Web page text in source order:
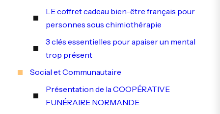
LE coffret cadeau bien-être français pour
personnes sous chimiothérapie
3 clés essentielles pour apaiser un mental
trop présent
Social et Communautaire
Présentation de la COOPÉRATIVE
FUNÉRAIRE NORMANDE